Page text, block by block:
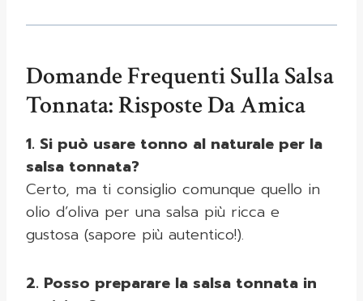
Domande Frequenti Sulla Salsa
Tonnata: Risposte Da Amica
1. Si può usare tonno al naturale per la
salsa tonnata?
Certo, ma ti consiglio comunque quello in
olio d’oliva per una salsa più ricca e
gustosa (sapore più autentico!).
2. Posso preparare la salsa tonnata in